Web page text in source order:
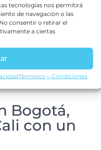
tecnologías nos permitirá
de navegación o las
consentir o retirar el
a ciertas
Términos y Condiciones
Bogotá,
con un